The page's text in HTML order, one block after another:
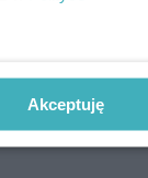
Akceptuję